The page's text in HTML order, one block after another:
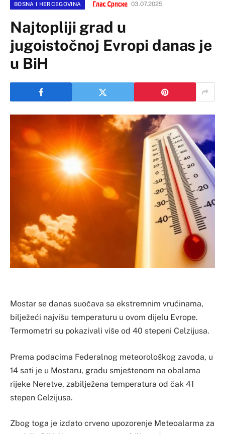
BOSNA I HERCEGOVINA 03.07.2025
Najtopliji grad u
jugoistočnoj Evropi danas je
u BiH
Mostar se danas suočava sa ekstremnim vrućinama,
bilježeći najvišu temperaturu u ovom dijelu Evrope.
Termometri su pokazivali više od 40 stepeni Celzijusa.
Prema podacima Federalnog meteorološkog zavoda, u
14 sati je u Mostaru, gradu smještenom na obalama
rijeke Neretve, zabilježena temperatura od čak 41
stepen Celzijusa.
Zbog toga je izdato crveno upozorenje Meteoalarma za